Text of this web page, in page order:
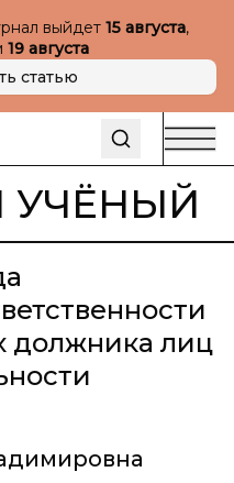
выйдет 15 августа,
19 августа
статью
должника лиц